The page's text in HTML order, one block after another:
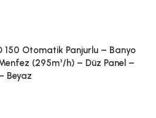
150 Otomatik Panjurlu – Banyo
(295m³/h) – Düz Panel –
Beyaz